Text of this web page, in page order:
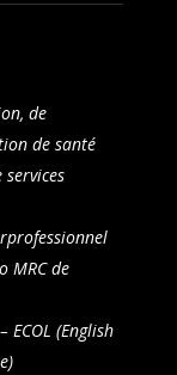
de
de santé
MRC de
ECOL (English